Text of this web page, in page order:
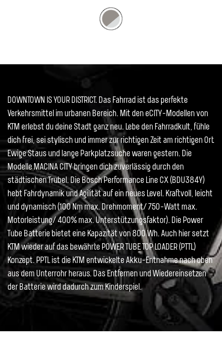
DOWNTOWN IS YOUR DISTRICT. Das Fahrrad ist das perfekte
Verkehrsmittel im urbanen Bereich. Mit den eCITY-Modellen von
KTM erlebst du deine Stadt ganz neu. Lebe den Fahrradkult, fühle
dich frei, sei stylisch und immer zur richtigen Zeit am richtigen Ort.
Ewige Staus und lange Parkplatzsuche waren gestern. Die
Modelle MACINA CITY bringen dich zuverlässig durch den
städtischen Trubel. Die Bosch Performance Line CX (BDU384Y)
hebt Fahrdynamik und Agilität auf ein neues Level. Kraftvoll, leicht
und dynamisch (100 Nm max. Drehmoment/ 750-Watt max.
Motorleistung/ 400% max. Unterstützungsfaktor). Die Power
Tube Batterie bietet eine Kapazität von 800 Wh. Auch hier setzt
KTM wieder auf das bewährte POWER TUBE TOP LOADER (PTTL)
Konzept. PPTL ist die KTM entwickelte Akku-Entnahme nach oben
aus dem Unterrohr heraus. Das Entfernen und Wiedereinsetzen
der Batterie wird dadurch zum Kinderspiel.